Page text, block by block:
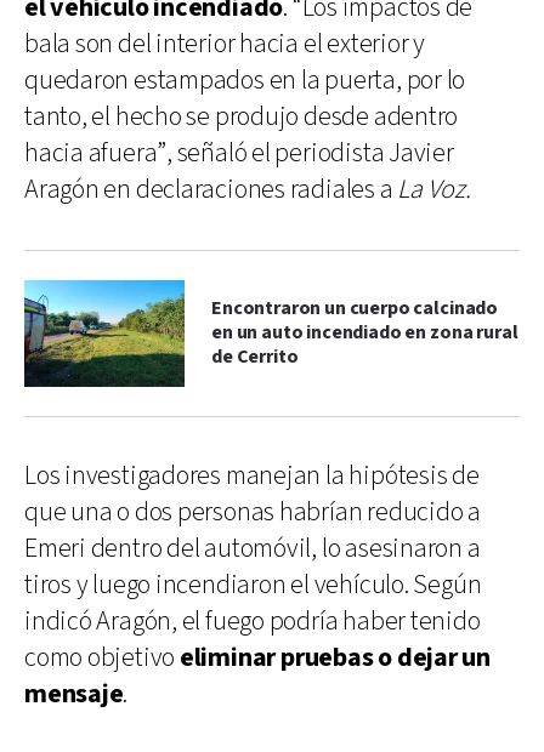
el vehículo incendiado. “Los impactos de
bala son del interior hacia el exterior y
quedaron estampados en la puerta, por lo
tanto, el hecho se produjo desde adentro
hacia afuera”, señaló el periodista Javier
Aragón en declaraciones radiales a La Voz.
Encontraron un cuerpo calcinado
en un auto incendiado en zona rural
de Cerrito
Los investigadores manejan la hipótesis de
que una o dos personas habrían reducido a
Emeri dentro del automóvil, lo asesinaron a
tiros y luego incendiaron el vehículo. Según
indicó Aragón, el fuego podría haber tenido
como objetivo eliminar pruebas o dejar un
mensaje.